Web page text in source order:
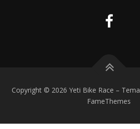
Copyright © 2026 Yeti Bike Race – Tema
FameThemes